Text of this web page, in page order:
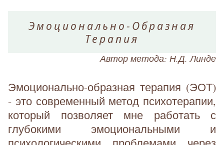
Эмоционально-Образная
Терапия
Автор метода: Н.Д. Линде
Эмоционально-образная терапия (ЭОТ)
- это современный метод психотерапии,
который позволяет мне работать с
глубокими эмоциональными и